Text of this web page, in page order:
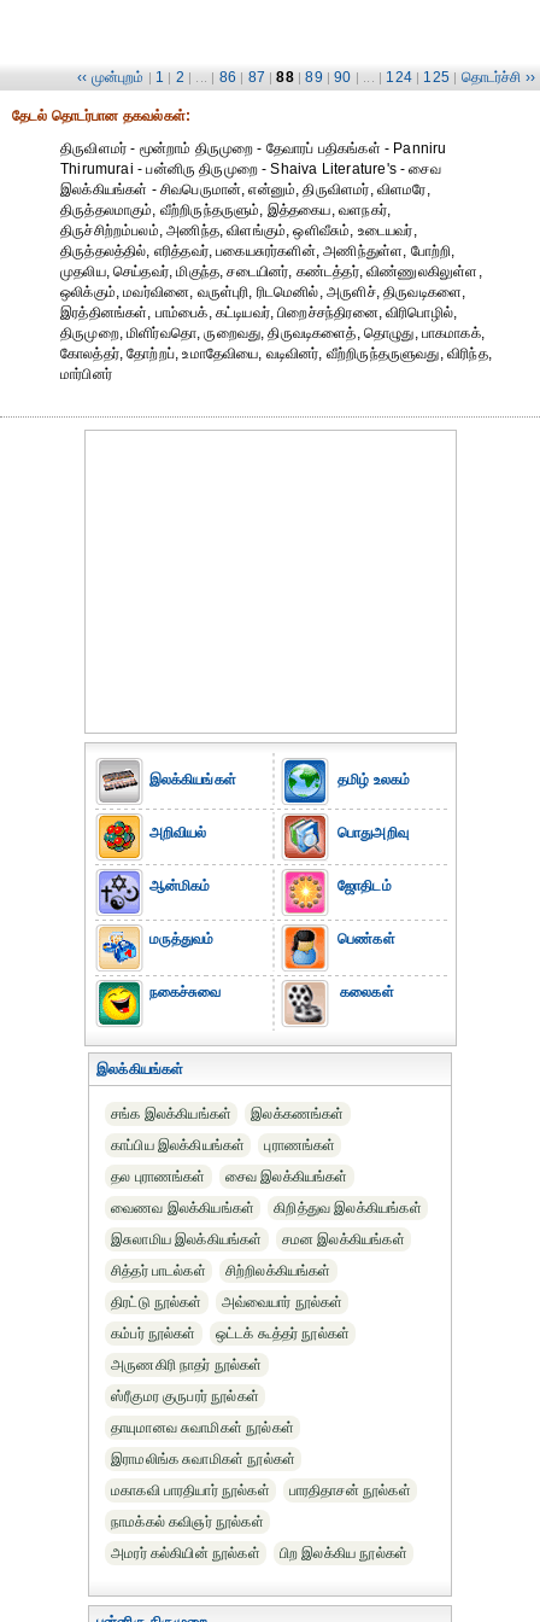
‹‹ முன்புறம் | 1 | 2 | ... | 86 | 87 | 88 | 89 | 90 | ... | 124 | 125 | தொடர்ச்சி ››
தேட‌ல் தொட‌ர்பான தகவ‌ல்க‌ள்:
திருவிளமர் - மூன்றாம் திருமுறை - தேவாரப் பதிகங்கள் - Panniru
Thirumurai - பன்னிரு திருமுறை - Shaiva Literature's - சைவ
இலக்கியங்கள் - சிவபெருமான், என்னும், திருவிளமர், விளமரே,
திருத்தலமாகும், வீற்றிருந்தருளும், இத்தகைய, வளநகர்,
திருச்சிற்றம்பலம், அணிந்த, விளங்கும், ஒளிவீசும், உடையவர்,
திருத்தலத்தில், எரித்தவர், பகையசுரர்களின், அணிந்துள்ள, போற்றி,
முதலிய, செய்தவர், மிகுந்த, சடையினர், கண்டத்தர், விண்ணுலகிலுள்ள,
ஒலிக்கும், மவர்வினை, வருள்புரி, ரிடமெனில், அருளிச், திருவடிகளை,
இரத்தினங்கள், பாம்பைக், கட்டியவர், பிறைச்சந்திரனை, விரிபொழில்,
திருமுறை, மிளிர்வதொ, ருறைவது, திருவடிகளைத், தொழுது, பாகமாகக்,
கோலத்தர், தோற்றப், உமாதேவியை, வடிவினர், வீற்றிருந்தருளுவது, விரிந்த,
மார்பினர்
இலக்கியங்கள்
அறிவியல்
ஆன்மிகம்
மருத்துவம்
நகைச்சுவை
தமிழ் உலகம்
பொதுஅறிவு
ஜோதிடம்
பெண்கள்
கலைகள்
இலக்கியங்கள்
சங்க இலக்கியங்கள்
இலக்கணங்கள்
காப்பிய இலக்கியங்கள்
புராணங்கள்
தல புராணங்கள்
சைவ இலக்கியங்கள்
வைணவ இலக்கியங்கள்
கிறித்துவ இலக்கியங்கள்
இசுலாமிய இலக்கியங்கள்
சமன இலக்கியங்கள்
சித்தர் பாடல்கள்
சிற்றிலக்கியங்கள்
திரட்டு நூல்கள்
அவ்வையார் நூல்கள்
கம்பர் நூல்கள்
ஒட்டக் கூத்தர் நூல்கள்
அருணகிரி நாதர் நூல்கள்
ஸ்ரீகுமர குருபரர் நூல்கள்
தாயுமானவ சுவாமிகள் நூல்கள்
இராமலிங்க சுவாமிகள் நூல்கள்
மகாகவி பாரதியார் நூல்கள்
பாரதிதாசன் நூல்கள்
நாமக்கல் கவிஞர் நூல்கள்
அமரர் கல்கியின் நூல்கள்
பிற இலக்கிய நூல்கள்